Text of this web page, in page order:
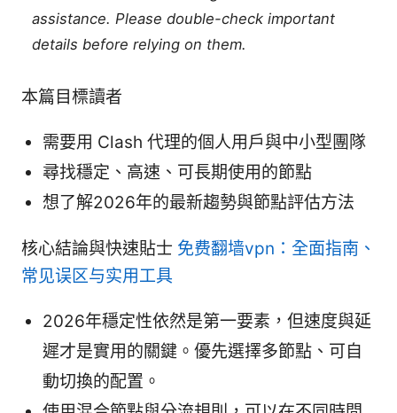
assistance. Please double-check important
details before relying on them.
本篇目標讀者
需要用 Clash 代理的個人用戶與中小型團隊
尋找穩定、高速、可長期使用的節點
想了解2026年的最新趨勢與節點評估方法
核心結論與快速貼士 免费翻墙vpn：全面指南、
常见误区与实用工具
2026年穩定性依然是第一要素，但速度與延
遲才是實用的關鍵。優先選擇多節點、可自
動切換的配置。